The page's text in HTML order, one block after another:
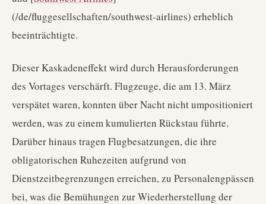
(/de/fluggesellschaften/southwest-airlines) erheblich
beeinträchtigte.
Dieser Kaskadeneffekt wird durch Herausforderungen
des Vortages verschärft. Flugzeuge, die am 13. März
verspätet waren, konnten über Nacht nicht umpositioniert
werden, was zu einem kumulierten Rückstau führte.
Darüber hinaus tragen Flugbesatzungen, die ihre
obligatorischen Ruhezeiten aufgrund von
Dienstzeitbegrenzungen erreichen, zu Personalengpässen
bei, was die Bemühungen zur Wiederherstellung der